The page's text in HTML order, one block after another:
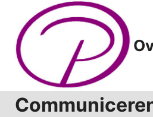
Doorgaan
inhoud